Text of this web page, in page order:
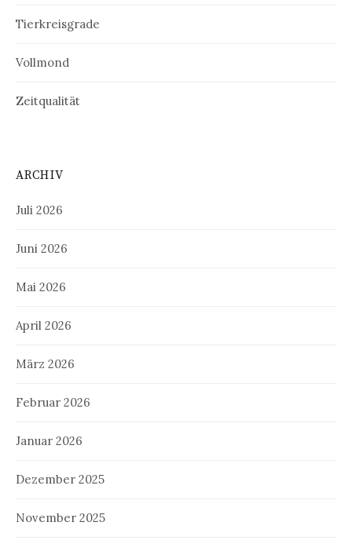
Tierkreisgrade
Vollmond
Zeitqualität
ARCHIV
Juli 2026
Juni 2026
Mai 2026
April 2026
März 2026
Februar 2026
Januar 2026
Dezember 2025
November 2025